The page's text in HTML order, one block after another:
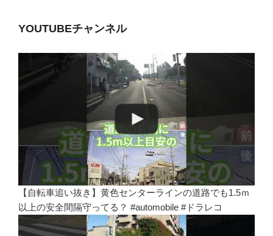
YOUTUBEチャンネル
【自転車追い抜き】黄色センターラインの道路でも1.5ｍ
以上の安全間隔守ってる？ #automobile #ドラレコ